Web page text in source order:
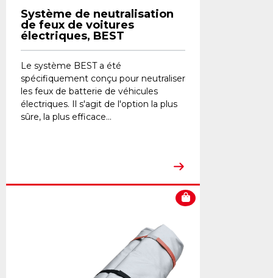
Système de neutralisation
de feux de voitures
électriques, BEST
​Le système BEST a été
spécifiquement conçu pour neutraliser
les feux de batterie de véhicules
électriques. Il s'agit de l'option la plus
sûre, la plus efficace...